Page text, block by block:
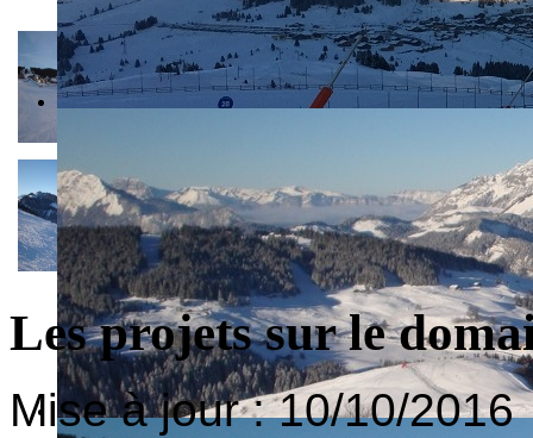
Les projets sur le
Mise à jour : 10/10/2016